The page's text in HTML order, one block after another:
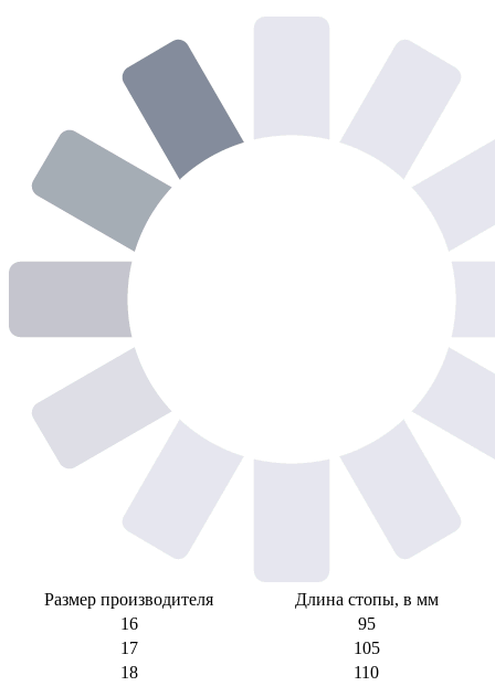
Размер производителя
Длина стопы, в мм
16
95
17
105
18
110